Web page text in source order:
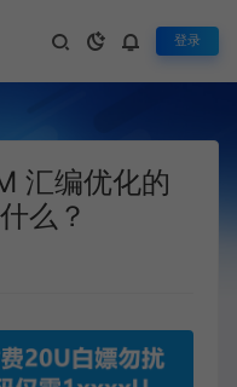
登录
汇编优化的
么？